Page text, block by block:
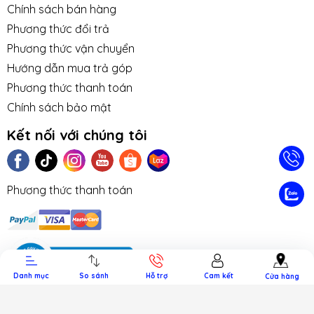
TIN TỨC TUYỂN DỤNG
TRA CỨU
HÀNH
Chính sách bán hàng
Phương thức đổi trả
Phương thức vận chuyển
Hướng dẫn mua trả góp
Phương thức thanh toán
Chính sách bảo mật
Kết nối với chúng tôi
Phương thức thanh toán
Danh mục So sánh Hỗ trợ Cam kết Cửa hàng